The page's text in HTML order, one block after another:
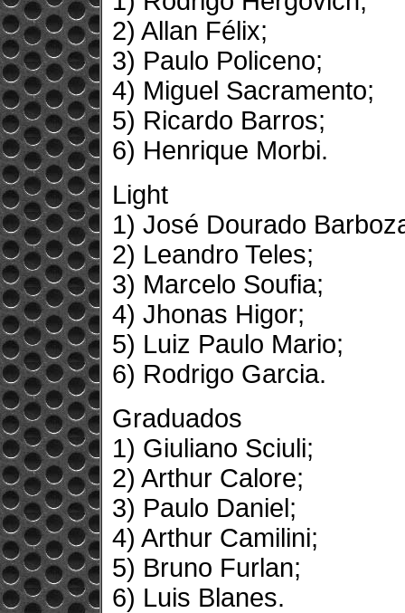
2) Allan Félix;
3) Paulo Policeno;
4) Miguel Sacramento;
5) Ricardo Barros;
6) Henrique Morbi.
Light
1) José Dourado
2) Leandro Teles;
3) Marcelo Soufia;
4) Jhonas Higor;
5) Luiz Paulo Mario;
6) Rodrigo Garcia.
Graduados
1) Giuliano Sciuli;
2) Arthur Calore;
3) Paulo Daniel;
4) Arthur Camilini;
5) Bruno Furlan;
6) Luis Blanes.